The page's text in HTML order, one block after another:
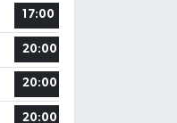
17:00
20:00
20:00
20:00